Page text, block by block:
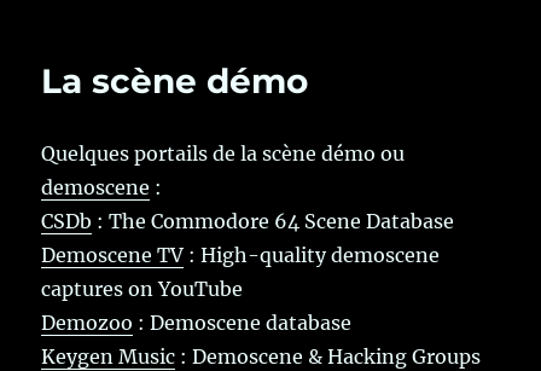
La scène démo
Quelques portails de la scène démo ou
demoscene :
CSDb : The Commodore 64 Scene Database
Demoscene TV : High-quality demoscene
captures on YouTube
Demozoo : Demoscene database
Keygen Music : Demoscene & Hacking Groups